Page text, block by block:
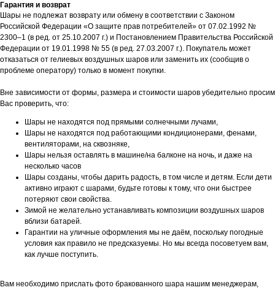
Гарантия и возврат
Шары не подлежат возврату или обмену в соответствии с Законом
Российской Федерации «О защите прав потребителей» от 07.02.1992 №
2300–1 (в ред. от 25.10.2007 г.) и Постановлением Правительства Российской
Федерации от 19.01.1998 № 55 (в ред. 27.03.2007 г.). Покупатель может
отказаться от гелиевых воздушных шаров или заменить их (сообщив о
проблеме оператору) только в момент покупки.
Вне зависимости от формы, размера и стоимости шаров убедительно просим
Вас проверить, что:
Шары не находятся под прямыми солнечными лучами,
Шары не находятся под работающими кондиционерами, фенами,
вентиляторами, на сквозняке,
Шары нельзя оставлять в машине/на балконе на ночь, и даже на
несколько часов
Шары созданы, чтобы дарить радость, в том числе и детям. Если дети
активно играют с шарами, будьте готовы к тому, что они быстрее
потеряют свои свойства.
Зимой не желательно устанавливать композиции воздушных шаров
вблизи батарей.
Гарантии на уличные оформления мы не даём, поскольку погодные
условия как правило не предсказуемы. Но мы всегда посоветуем вам,
как лучше поступить.
Вам необходимо прислать фото бракованного шара нашим менеджерам,